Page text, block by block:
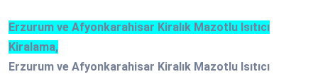
Erzurum ve Afyonkarahisar Kiralık Mazotlu Isıtıcı
Kiralama,
Erzurum ve Afyonkarahisar Kiralık Mazotlu Isıtıcı